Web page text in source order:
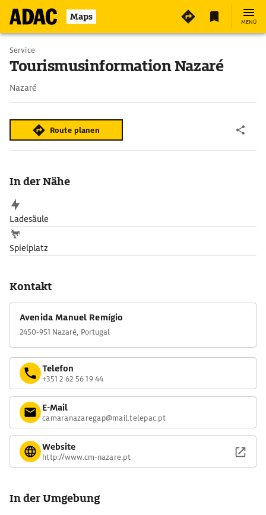
Maps MENÜ
Service
Tourismusinformation Nazaré
Nazaré
Route planen
In der Nähe
Ladesäule
Spielplatz
Kontakt
Avenida Manuel Remígio
2450-951 Nazaré, Portugal
Telefon
+351 2 62 56 19 44
E-Mail
camaranazaregap@mail.telepac.pt
Website
http://www.cm-nazare.pt
In der Umgebung